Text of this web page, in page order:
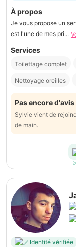
À propos
Je vous propose un
est l'une de mes pri...
Services
Toilettage complet
Nettoyage oreilles
Pas encore d'avis
Sylvie vient de
de main.
Identité vérifiée